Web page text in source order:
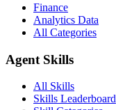
Finance
Analytics Data
All Categories
Agent Skills
All Skills
Skills Leaderboard